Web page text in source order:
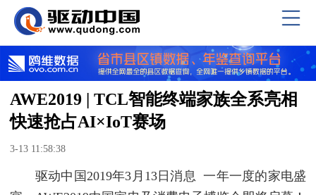
AWE2019 | TCL智能终端家族全系亮相
快速抢占AI×IoT赛场
3-13 11:58:38
驱动中国2019年3月13日消息 一年一度的家电盛